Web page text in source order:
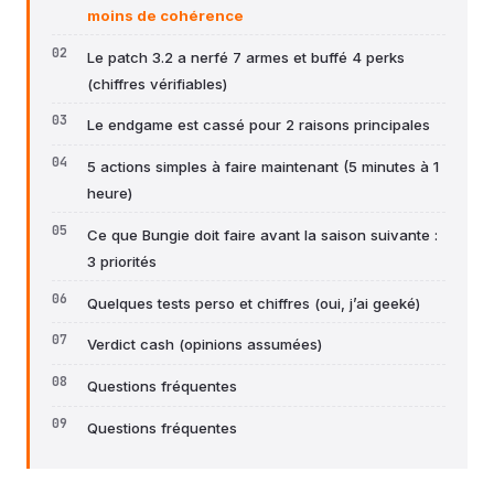
moins de cohérence
Le patch 3.2 a nerfé 7 armes et buffé 4 perks
(chiffres vérifiables)
Le endgame est cassé pour 2 raisons principales
5 actions simples à faire maintenant (5 minutes à 1
heure)
Ce que Bungie doit faire avant la saison suivante :
3 priorités
Quelques tests perso et chiffres (oui, j’ai geeké)
Verdict cash (opinions assumées)
Questions fréquentes
Questions fréquentes